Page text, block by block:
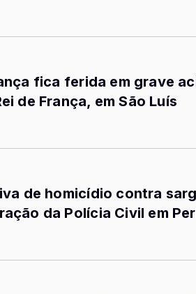
fica ferida em grave
de França, em São Luís
de homicídio contra
da Polícia Civil em